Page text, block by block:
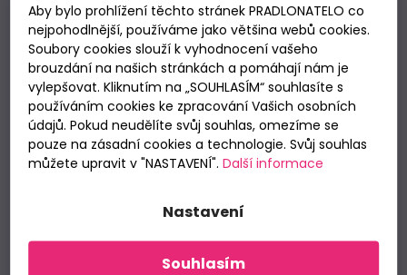
Aby bylo prohlížení těchto stránek PRADLONATELO co
nejpohodlnější, používáme jako většina webů cookies.
Soubory cookies slouží k vyhodnocení vašeho
brouzdání na našich stránkách a pomáhají nám je
vylepšovat. Kliknutím na „SOUHLASÍM“ souhlasíte s
používáním cookies ke zpracování Vašich osobních
údajů. Pokud neudělíte svůj souhlas, omezíme se
pouze na zásadní cookies a technologie. Svůj souhlas
můžete upravit v "NASTAVENÍ". Další informace
Nastavení
Souhlasím
Chlapecké krátké
Chlapecké dlouhé